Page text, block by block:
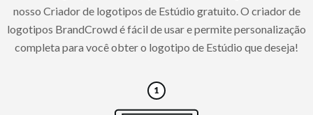
nosso Criador de logotipos de Estúdio gratuito. O criador de
logotipos BrandCrowd é fácil de usar e permite personalização
completa para você obter o logotipo de Estúdio que deseja!